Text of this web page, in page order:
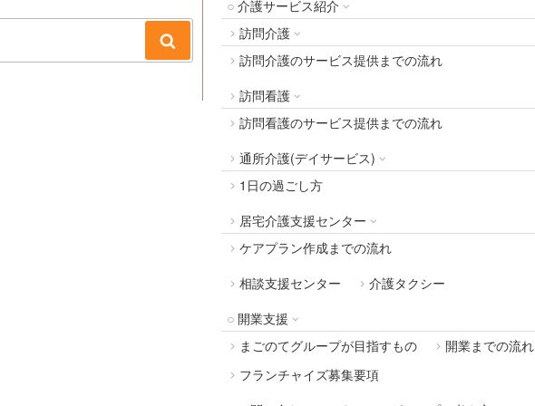
索
介護サービス紹介
訪問介護
訪問介護のサービス提供までの流れ
訪問看護
訪問看護のサービス提供までの流れ
通所介護(デイサービス)
1日の過ごし方
居宅介護支援センター
ケアプラン作成までの流れ
相談支援センター
介護タクシー
開業支援
まごのてグループが目指すもの
開業までの流れ
フランチャイズ募集要項